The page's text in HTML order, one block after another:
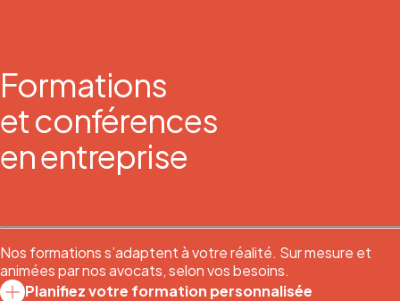
Formations
et conférences
en entreprise
Nos formations s’adaptent à votre réalité. Sur mesure et
animées par nos avocats, selon vos besoins.
Planifiez votre formation personnalisée